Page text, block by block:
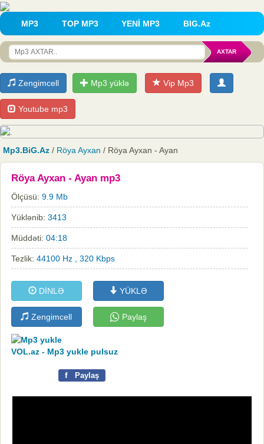
MP3 TOP MP3 YENİ MP3 BIG.Az
Zengimcell Mp3 yüklə Vip Mp3
Youtube mp3
Mp3.BiG.Az / Röya Ayxan / Röya Ayxan - Ayan
Röya Ayxan - Ayan mp3
Ölçüsü: 9.9 Mb
Yüklənib: 3413
Müddəti: 04:18
Tezlik: 44100 Hz , 320 Kbps
DİNLƏ YÜKLƏ
Zengimcell Paylaş
VOL.az - Mp3 yukle pulsuz
f Paylaş